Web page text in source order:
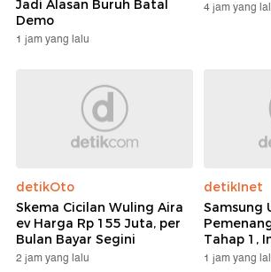
Jadi Alasan Buruh Batal
Demo
1 jam yang lalu
4 jam yang
detikOto
Skema Cicilan Wuling Aira
ev Harga Rp 155 Juta, per
Bulan Bayar Segini
2 jam yang lalu
detikInet
Samsung
Tahap 1,
1 jam yang